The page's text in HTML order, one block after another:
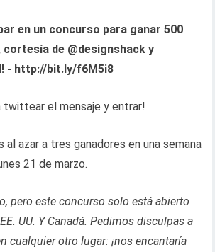
en un concurso para ganar 500
de @designshack y
- http://bit.ly/f6M5i8
twittear el mensaje y entrar!
al azar a tres ganadores en una semana
21 de marzo.
pero este concurso solo está abierto
UU. Y Canadá. Pedimos disculpas a
cualquier otro lugar: ¡nos encantaría